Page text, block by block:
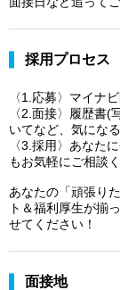
採用プロセス
〈1.応募〉マイナ
〈2.面接〉履歴書
いてなど、気にな
〈3.採用〉あなた
もお気軽にご相談
あなたの「頑張り
ト＆福利厚生が揃
せてください！
面接地